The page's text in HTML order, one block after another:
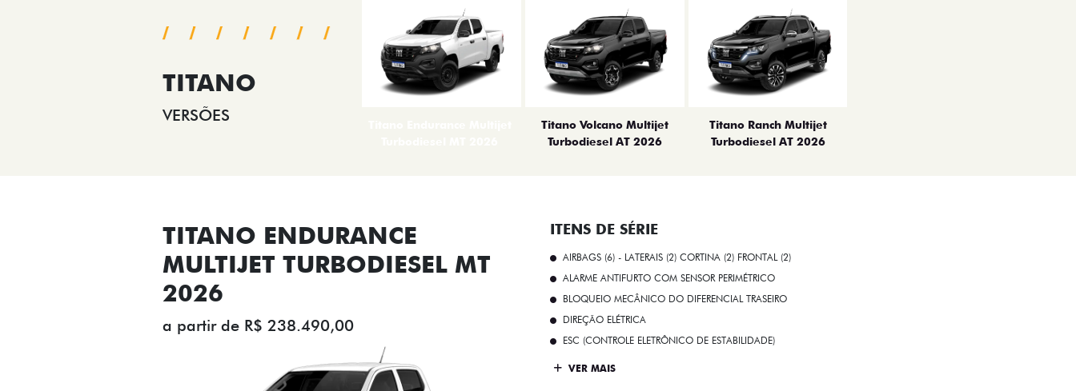
TITANO
VERSÕES
Titano Volcano Multijet
Turbodiesel AT 2026
Titano Ranch Multijet
Turbodiesel AT 2026
TITANO ENDURANCE
MULTIJET TURBODIESEL MT
2026
a partir de R$ 238.490,00
ITENS DE SÉRIE
AIRBAGS (6) - LATERAIS (2) CORTINA (2) FRONTAL (2)
ALARME ANTIFURTO COM SENSOR PERIMÉTRICO
BLOQUEIO MECÂNICO DO DIFERENCIAL TRASEIRO
DIREÇÃO ELÉTRICA
ESC (CONTROLE ELETRÔNICO DE ESTABILIDADE)
VER MAIS